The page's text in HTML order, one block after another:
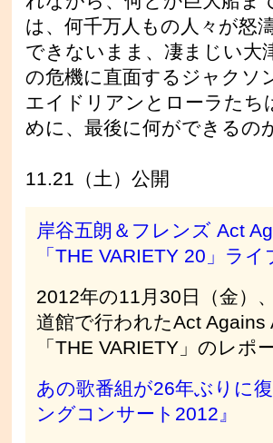
は、何千万人もの人々が怒
できないまま、凄まじい大
の危機に直面するジャクソ
エイドリアンとローラた
めに、最後に何ができるの
11.21（土）公開
岸谷五朗＆フレンズ Act
「THE VARIETY 20」ライ
2012年の11月30日（金）
道館で行われたAct Agains
「THE VARIETY」のレポ
あの歌番組が26年ぶりに
ングコンサート2012』